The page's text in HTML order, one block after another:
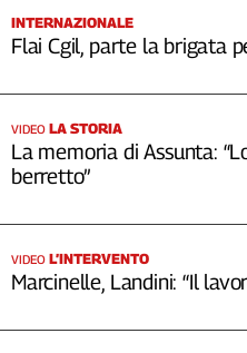
INTERNAZIONALE
Flai Cgil, parte la brigata
VIDEO LA STORIA
La memoria di Assunta:
berretto”
VIDEO L’INTERVENTO
Marcinelle, Landini: “Il